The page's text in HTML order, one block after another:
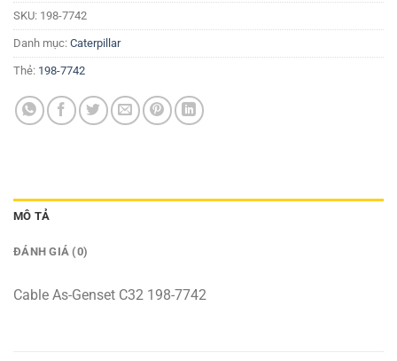
SKU: 198-7742
Danh mục: Caterpillar
Thẻ: 198-7742
MÔ TẢ
ĐÁNH GIÁ (0)
Cable As-Genset C32 198-7742